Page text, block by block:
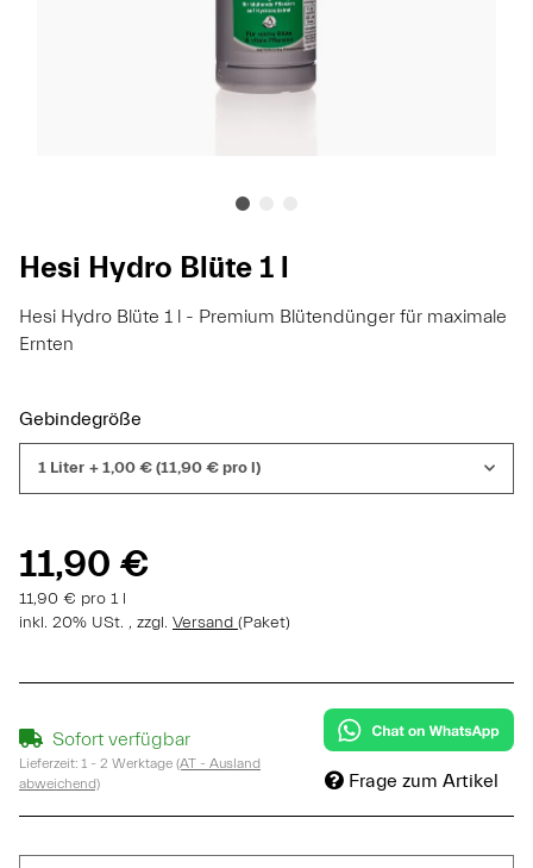
Hesi Hydro Blüte 1 l
Hesi Hydro Blüte 1 l - Premium Blütendünger für maximale
Ernten
Gebindegröße
1 Liter + 1,00 € (11,90 € pro l)
11,90 €
11,90 € pro 1 l
inkl. 20% USt. , zzgl. Versand (Paket)
Sofort verfügbar
Lieferzeit: 1 - 2 Werktage (AT - Ausland
abweichend)
Frage zum Artikel